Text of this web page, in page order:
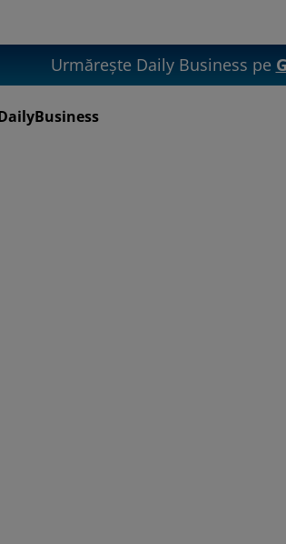
Urmărește Daily Business pe